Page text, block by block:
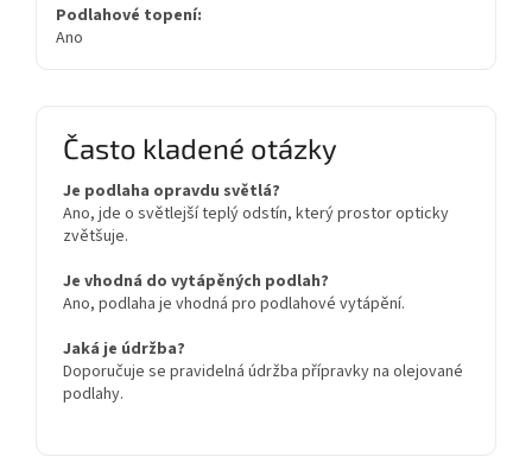
Podlahové topení:
Ano
Často kladené otázky
Je podlaha opravdu světlá?
Ano, jde o světlejší teplý odstín, který prostor opticky
zvětšuje.
Je vhodná do vytápěných podlah?
Ano, podlaha je vhodná pro podlahové vytápění.
Jaká je údržba?
Doporučuje se pravidelná údržba přípravky na olejované
podlahy.